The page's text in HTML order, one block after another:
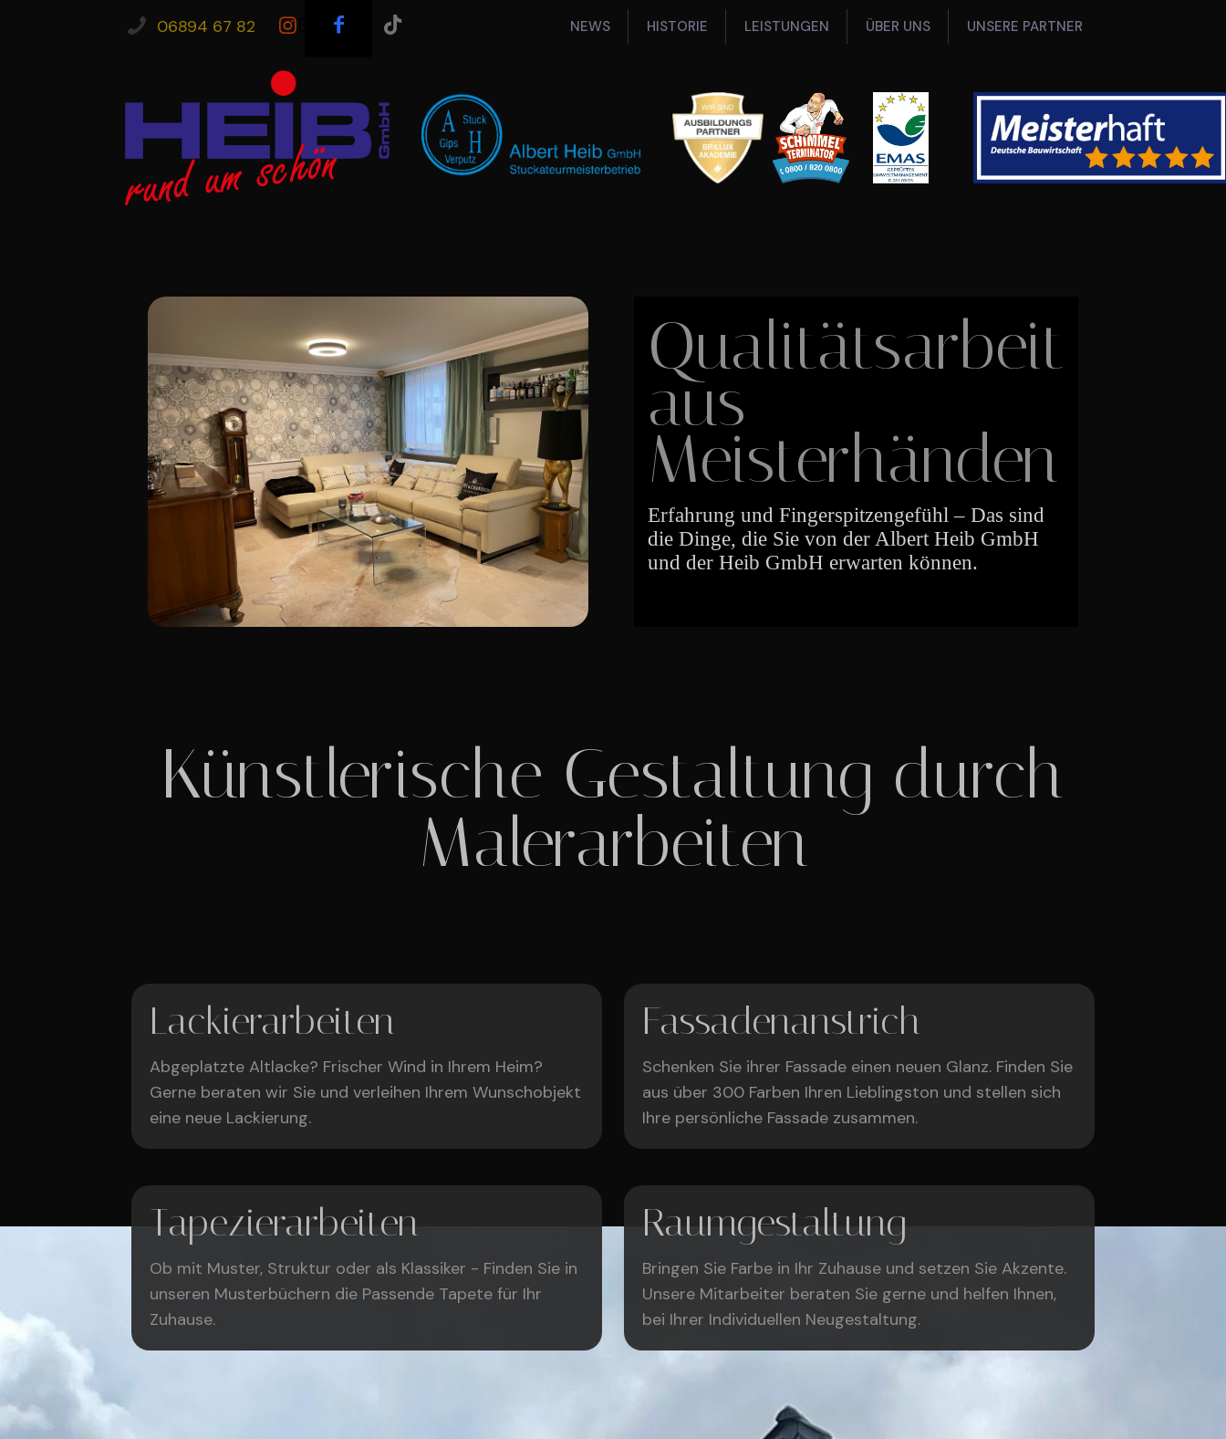
06894 67 82 Button NEWS HISTORIE LEISTUNGEN ÜBER UNS UNSERE PARTNER
Qualitätsarbeit
aus
Meisterhänden
Erfahrung und Fingerspitzengefühl – Das sind
die Dinge, die Sie von der Albert Heib GmbH
und der Heib GmbH erwarten können.
Künstlerische Gestaltung durch
Malerarbeiten
Lackierarbeiten
Abgeplatzte Altlacke? Frischer Wind in Ihrem Heim?
Gerne beraten wir Sie und verleihen Ihrem Wunschobjekt
eine neue Lackierung.
Fassadenanstrich
Schenken Sie ihrer Fassade einen neuen Glanz. Finden Sie
aus über 300 Farben Ihren Lieblingston und stellen sich
Ihre persönliche Fassade zusammen.
Tapezierarbeiten
Ob mit Muster, Struktur oder als Klassiker - Finden Sie in
unseren Musterbüchern die Passende Tapete für Ihr
Zuhause.
Raumgestaltung
Bringen Sie Farbe in Ihr Zuhause und setzen Sie Akzente.
Unsere Mitarbeiter beraten Sie gerne und helfen Ihnen,
bei Ihrer Individuellen Neugestaltung.